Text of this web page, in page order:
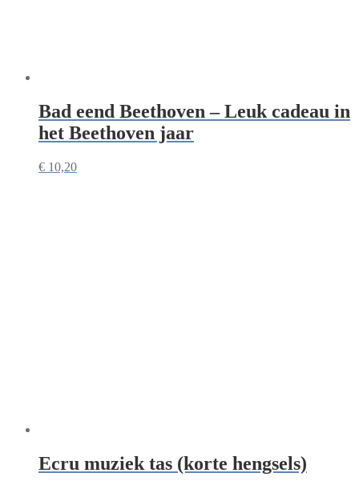
Bad eend Beethoven – Leuk cadeau in
het Beethoven jaar
€ 10,20
Ecru muziek tas (korte hengsels)